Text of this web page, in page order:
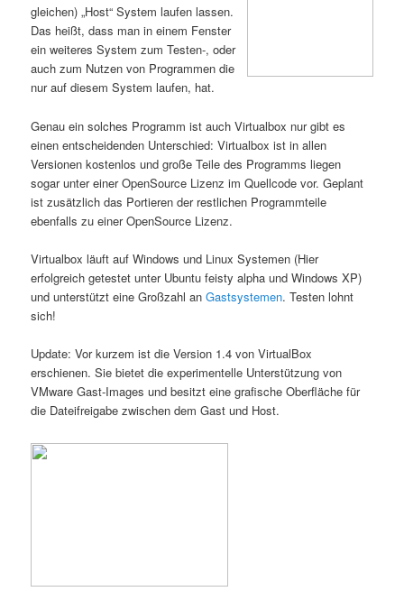
gleichen) „Host“ System laufen lassen.
Das heißt, dass man in einem Fenster
ein weiteres System zum Testen-, oder
auch zum Nutzen von Programmen die
nur auf diesem System laufen, hat.
Genau ein solches Programm ist auch Virtualbox nur gibt es
einen entscheidenden Unterschied: Virtualbox ist in allen
Versionen kostenlos und große Teile des Programms liegen
sogar unter einer OpenSource Lizenz im Quellcode vor. Geplant
ist zusätzlich das Portieren der restlichen Programmteile
ebenfalls zu einer OpenSource Lizenz.
Virtualbox läuft auf Windows und Linux Systemen (Hier
erfolgreich getestet unter Ubuntu feisty alpha und Windows XP)
und unterstützt eine Großzahl anGastsystemen. Testen lohnt
sich!
Update: Vor kurzem ist die Version 1.4 von VirtualBox
erschienen. Sie bietet die experimentelle Unterstützung von
VMware Gast-Images und besitzt eine grafische Oberfläche für
die Dateifreigabe zwischen dem Gast und Host.